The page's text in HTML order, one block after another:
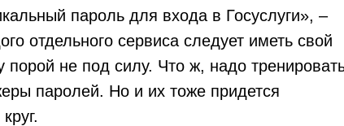
пароль для входа в Госуслуги», –
отдельного сервиса следует иметь свой
порой не под силу. Что ж, надо
паролей. Но и их тоже придется